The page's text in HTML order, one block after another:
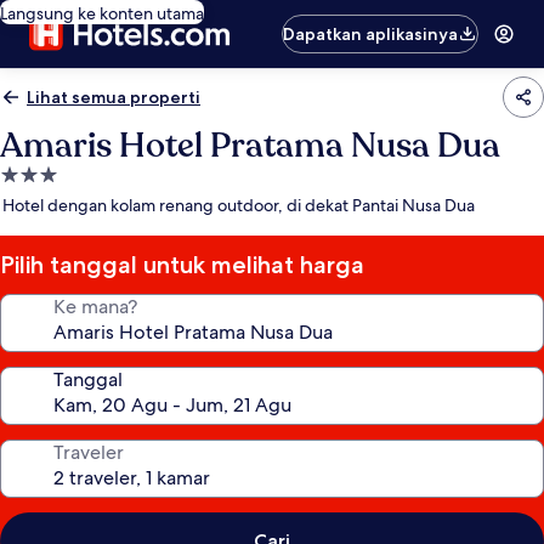
Langsung ke konten utama
Dapatkan aplikasinya
Lihat semua properti
Amaris Hotel Pratama Nusa Dua
Properti
bintang
Hotel dengan kolam renang outdoor, di dekat Pantai Nusa Dua
Pilih tanggal untuk melihat harga
Ke mana?
Tanggal
Traveler